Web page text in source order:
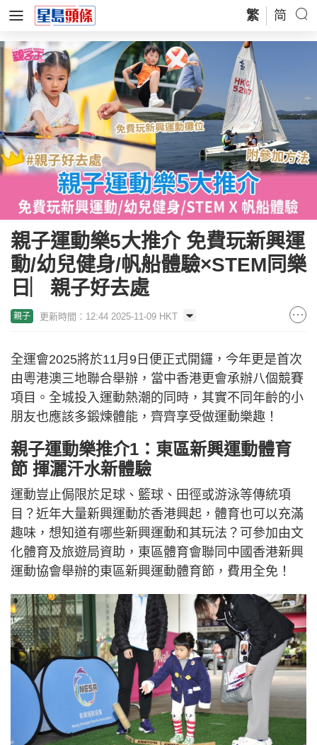
繁 简
親子運動樂5大推介 免費玩新興運
動/幼兒健身/帆船體驗×STEM同樂
日︳親子好去處
親子 更新時間：12:44 2025-11-09 HKT
全運會2025將於11月9日便正式開鑼，今年更是首次
由粵港澳三地聯合舉辦，當中香港更會承辦八個競賽
項目。全城投入運動熱潮的同時，其實不同年齡的小
朋友也應該多鍛煉體能，齊齊享受做運動樂趣！
親子運動樂推介1：東區新興運動體育
節 揮灑汗水新體驗
運動豈止侷限於足球、籃球、田徑或游泳等傳統項
目？近年大量新興運動於香港興起，體育也可以充滿
趣味，想知道有哪些新興運動和其玩法？可參加由文
化體育及旅遊局資助，東區體育會聯同中國香港新興
運動協會舉辦的東區新興運動體育節，費用全免！